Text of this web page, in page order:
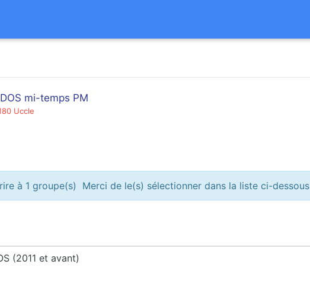
mi-temps PM
Uccle
à 1 groupe(s) Merci de le(s) sélectionner dans la liste ci-dessous
(2011 et avant)